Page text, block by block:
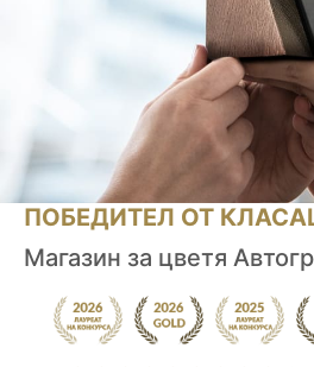
ПОБЕДИТЕЛ ОТ
Магазин за цветя